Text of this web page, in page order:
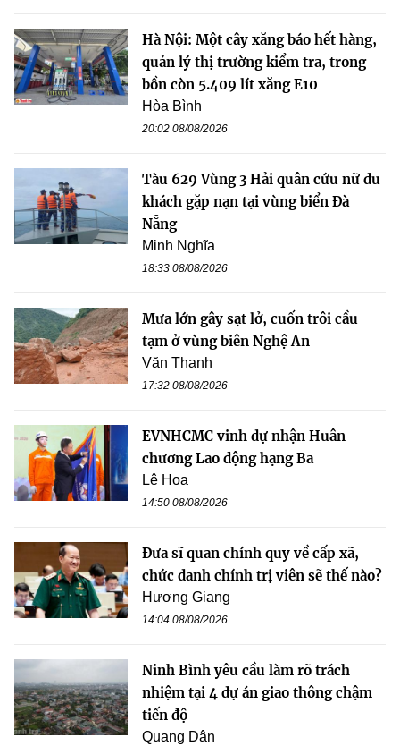
Hà Nội: Một cây xăng báo hết hàng,
quản lý thị trường kiểm tra, trong
bồn còn 5.409 lít xăng E10
Hòa Bình
20:02 08/08/2026
Tàu 629 Vùng 3 Hải quân cứu nữ du
khách gặp nạn tại vùng biển Đà
Nẵng
Minh Nghĩa
18:33 08/08/2026
Mưa lớn gây sạt lở, cuốn trôi cầu
tạm ở vùng biên Nghệ An
Văn Thanh
17:32 08/08/2026
EVNHCMC vinh dự nhận Huân
chương Lao động hạng Ba
Lê Hoa
14:50 08/08/2026
Đưa sĩ quan chính quy về cấp xã,
chức danh chính trị viên sẽ thế nào?
Hương Giang
14:04 08/08/2026
Ninh Bình yêu cầu làm rõ trách
nhiệm tại 4 dự án giao thông chậm
tiến độ
Quang Dân